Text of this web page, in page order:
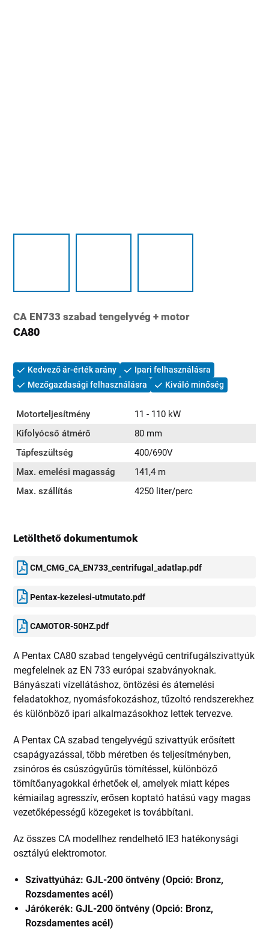
CA EN733 szabad tengelyvég + motor
CA80
Kedvező ár-érték arány
Ipari felhasználásra
Mezőgazdasági felhasználásra
Kiváló minőség
Motorteljesítmény
11 - 110 kW
Kifolyócső átmérő
80 mm
Tápfeszültség
400/690V
Max. emelési magasság
141,4 m
Max. szállítás
4250 liter/perc
Letölthető dokumentumok
CM_CMG_CA_EN733_centrifugal_adatlap.pdf
Pentax-kezelesi-utmutato.pdf
CAMOTOR-50HZ.pdf
A Pentax CA80 szabad tengelyvégű centrifugálszivattyúk
megfelelnek az EN 733 európai szabványoknak.
Bányászati vízellátáshoz, öntözési és átemelési
feladatokhoz, nyomásfokozáshoz, tűzoltó rendszerekhez
és különböző ipari alkalmazásokhoz lettek tervezve.
A Pentax CA szabad tengelyvégű szivattyúk erősített
csapágyazással, több méretben és teljesítményben,
zsinóros és csúszógyűrűs tömítéssel, különböző
tömítőanyagokkal érhetőek el, amelyek miatt képes
kémiailag agresszív, erősen koptató hatású vagy magas
vezetőképességű közegeket is továbbítani.
Az összes CA modellhez rendelhető IE3 hatékonysági
osztályú elektromotor.
Szivattyúház: GJL-200 öntvény (Opció: Bronz,
Rozsdamentes acél)
Járókerék: GJL-200 öntvény (Opció: Bronz,
Rozsdamentes acél)